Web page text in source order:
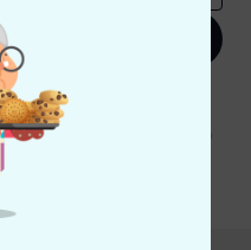
Sie dem Erhalt von E-Mail-
Nutzungsverhaltens zu. Die
Informationen finden Sie in